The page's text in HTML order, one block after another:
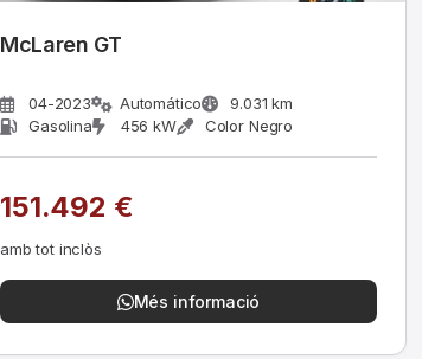
McLaren GT
04-2023 Automático
9.031 km
Gasolina
456 kW Color Negro
151.492 €
amb tot inclòs
Més informació